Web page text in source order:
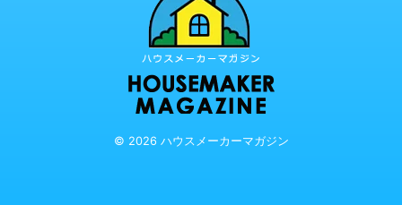
© 2026 ハウスメーカーマガジン